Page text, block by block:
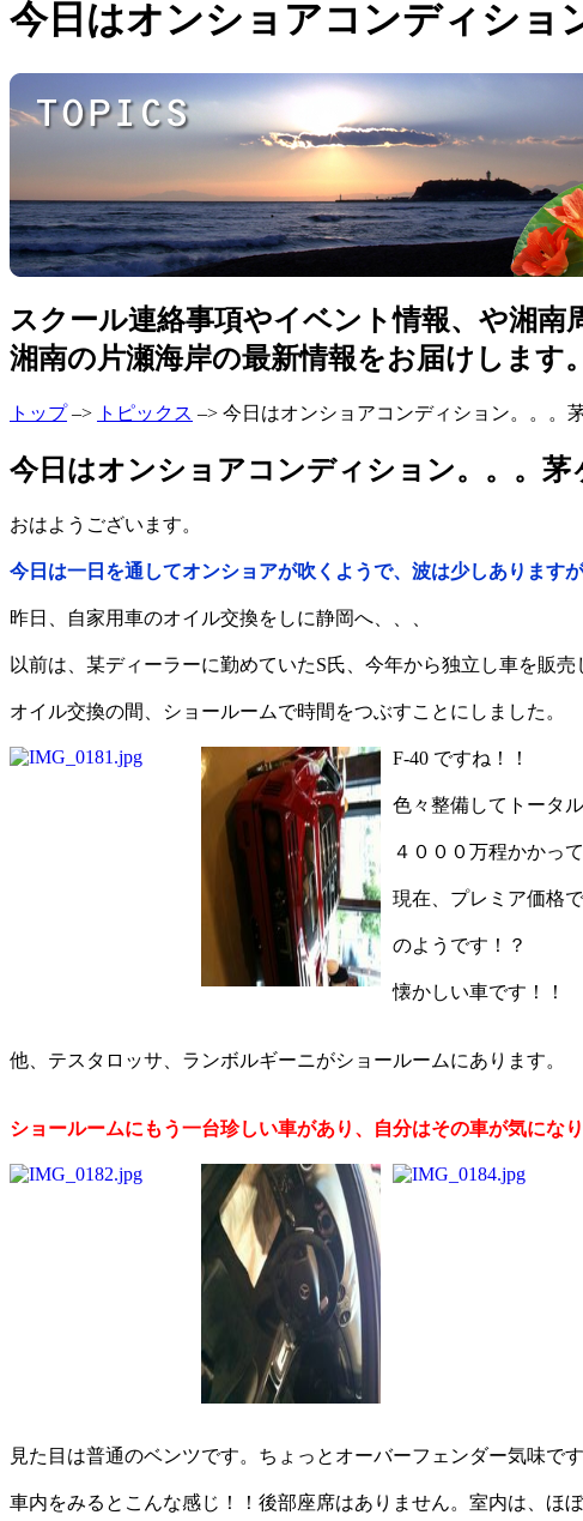
今日はオンショアコンディショ
スクール連絡事項やイベント情報、や湘
湘南の片瀬海岸の最新情報をお届けします。
トップ–> トピックス –> 今日はオンショアコンディション。。。
今日はオンショアコンディション。。。茅
おはようございます。
今日は一日を通してオンショアが吹くようで、波は少しあります
昨日、自家用車のオイル交換をしに静岡へ、、、
以前は、某ディーラーに勤めていたS氏、今年から独立し車を販売
オイル交換の間、ショールームで時間をつぶすことにしました。
F-40 ですね！！
色々整備してトータル
４０００万程かかっ
現在、プレミア価格
のようです！？
懐かしい車です！！
他、テスタロッサ、ランボルギーニがショールームにあります。
ショールームにもう一台珍しい車があり、自分はその車が気になり
見た目は普通のベンツです。ちょっとオーバーフェンダー気味です
車内をみるとこんな感じ！！後部座席はありません。室内は、ほぼ